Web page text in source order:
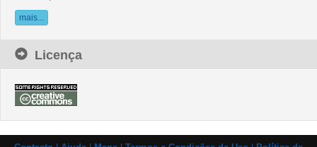
mais...
Licença